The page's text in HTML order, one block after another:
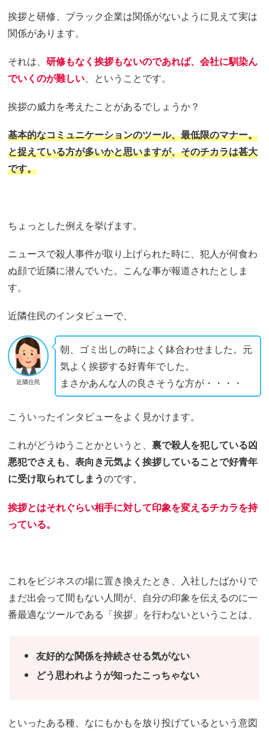
挨拶と研修、ブラック企業は関係がないように見えて実は
関係があります。
それは、研修もなく挨拶もないのであれば、会社に馴染ん
でいくのが難しい、ということです。
挨拶の威力を考えたことがあるでしょうか？
基本的なコミュニケーションのツール、最低限のマナー。
と捉えている方が多いかと思いますが、そのチカラは甚大
です。
ちょっとした例えを挙げます。
ニュースで殺人事件が取り上げられた時に、犯人が何食わ
ぬ顔で近隣に潜んでいた。こんな事が報道されたとしま
す。
近隣住民のインタビューで、
近隣住民
朝、ゴミ出しの時によく鉢合わせました。元
気よく挨拶する好青年でした。
まさかあんな人の良さそうな方が・・・・
こういったインタビューをよく見かけます。
これがどうゆうことかというと、裏で殺人を犯している凶
悪犯でさえも、表向き元気よく挨拶していることで好青年
に受け取られてしまうのです。
挨拶とはそれぐらい相手に対して印象を変えるチカラを持
っている。
これをビジネスの場に置き換えたとき、入社したばかりで
まだ出会って間もない人間が、自分の印象を伝えるのに一
番最適なツールである「挨拶」を行わないということは、
友好的な関係を持続させる気がない
どう思われようが知ったこっちゃない
といったある種、なにもかもを放り投げているという意図